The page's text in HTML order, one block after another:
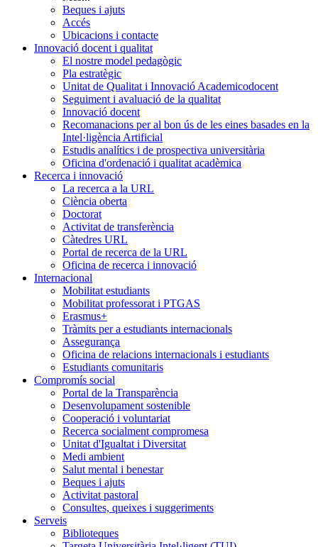
Beques i ajuts
Accés
Ubicacions i contacte
Innovació docent i qualitat
El nostre model pedagògic
Pla estratègic
Unitat de Qualitat i Innovació Academicodocent
Seguiment i avaluació de la qualitat
Innovació docent
Recomanacions per al bon ús de les eines basades en la
Intel·ligència Artificial
Estudis analítics i de prospectiva universitària
Oficina d'ordenació i qualitat acadèmica
Recerca i innovació
La recerca a la URL
Ciència oberta
Doctorat
Activitat de transferència
Càtedres URL
Portal de recerca de la URL
Oficina de recerca i innovació
Internacional
Mobilitat estudiants
Mobilitat professorat i PTGAS
Erasmus+
Tràmits per a estudiants internacionals
Assegurança
Oficina de relacions internacionals i estudiants
Estudiants comunitaris
Compromís social
Portal de la Transparència
Desenvolupament sostenible
Cooperació i voluntariat
Recerca socialment compromesa
Unitat d'Igualtat i Diversitat
Medi ambient
Salut mental i benestar
Beques i ajuts
Activitat pastoral
Consultes, queixes i suggeriments
Serveis
Biblioteques